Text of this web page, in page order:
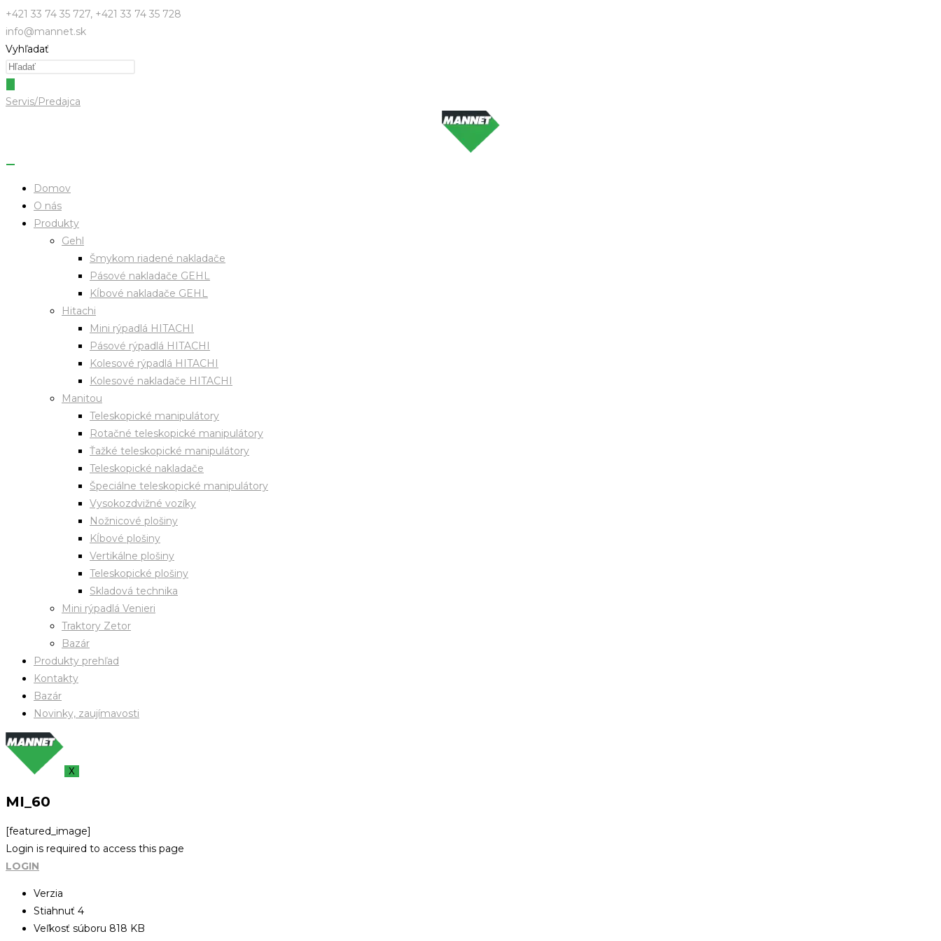
Skip
to
content
+421 33 74 35 727, +421 33 74 35 728
info@mannet.sk
Vyhľadať
Servis/Predajca
Domov
O nás
Produkty
Gehl
Šmykom riadené nakladače
Pásové nakladače GEHL
Kĺbové nakladače GEHL
Hitachi
Mini rýpadlá HITACHI
Pásové rýpadlá HITACHI
Kolesové rýpadlá HITACHI
Kolesové nakladače HITACHI
Manitou
Teleskopické manipulátory
Rotačné teleskopické manipulátory
Ťažké teleskopické manipulátory
Teleskopické nakladače
Špeciálne teleskopické manipulátory
Vysokozdvižné vozíky
Nožnicové plošiny
Kĺbové plošiny
Vertikálne plošiny
Teleskopické plošiny
Skladová technika
Mini rýpadlá Venieri
Traktory Zetor
Bazár
Produkty prehľad
Kontakty
Bazár
Novinky, zaujímavosti
X
MI_60
[featured_image]
Login is required to access this page
LOGIN
Verzia
Stiahnuť 4
Veľkosť súboru 818 KB